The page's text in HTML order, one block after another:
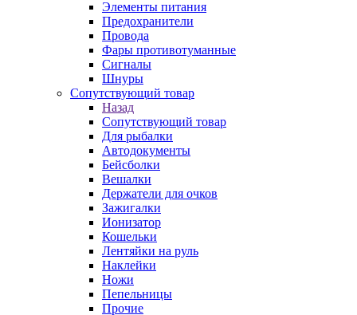
Элементы питания
Предохранители
Провода
Фары противотуманные
Сигналы
Шнуры
Сопутствующий товар
Назад
Сопутствующий товар
Для рыбалки
Автодокументы
Бейсболки
Вешалки
Держатели для очков
Зажигалки
Ионизатор
Кошельки
Лентяйки на руль
Наклейки
Ножи
Пепельницы
Прочие